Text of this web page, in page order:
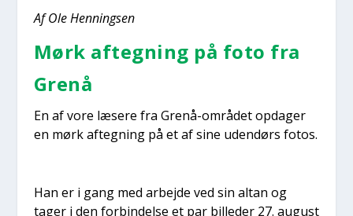
Af Ole Hen­nings­en
Mørk afteg­ning på foto fra
Grenå
En af vore læse­re fra Grenå-områ­det opda­ger
en mørk afteg­ning på et af sine uden­dørs fotos.
Han er i gang med arbej­de ved sin altan og
tager i den for­bin­del­se et par bil­le­der 27. august